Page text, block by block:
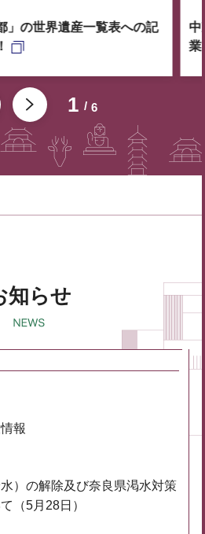
1 6
」の世界遺産一覧表への記
中
業
知らせ
報
）の解除及び奈良県渇水対策
（5月28日）